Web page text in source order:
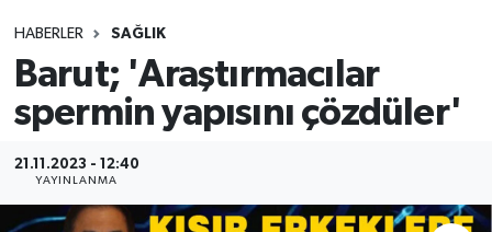
HABERLER SAĞLIK
Barut; 'Araştırmacılar
spermin yapısını çözdüler'
21.11.2023 - 12:40
YAYINLANMA
Gündem
Kültür
Magazin
Tüm Manşetler
Son Dakika Haberleri
Haber Arşivi